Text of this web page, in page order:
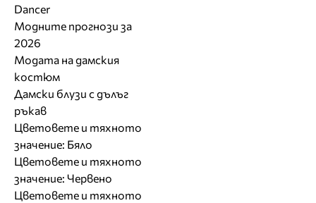
Dancer
Модните прогнози за
2026
Модата на дамския
костюм
Дамски блузи с дълъг
ръкав
Цветовете и тяхното
значение: Бяло
Цветовете и тяхното
значение: Червено
Цветовете и тяхното